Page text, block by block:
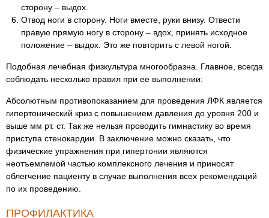
сторону – выдох.
Отвод ноги в сторону. Ноги вместе, руки внизу. Отвести
правую прямую ногу в сторону – вдох, принять исходное
положение – выдох. Это же повторить с левой ногой.
Подобная лечебная физкультура многообразна. Главное, всегда
соблюдать несколько правил при ее выполнении:
Абсолютным противопоказанием для проведения ЛФК является
гипертонический криз с повышением давления до уровня 200 и
выше мм рт. ст. Так же нельзя проводить гимнастику во время
приступа стенокардии. В заключение можно сказать, что
физические упражнения при гипертонии являются
неотъемлемой частью комплексного лечения и приносят
облегчение пациенту в случае выполнения всех рекомендаций
по их проведению.
ПРОФИЛАКТИКА